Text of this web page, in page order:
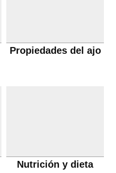
Propiedades del ajo
Nutrición y dieta